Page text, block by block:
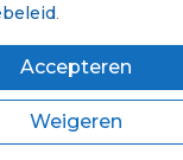
Accepteren
Weigeren